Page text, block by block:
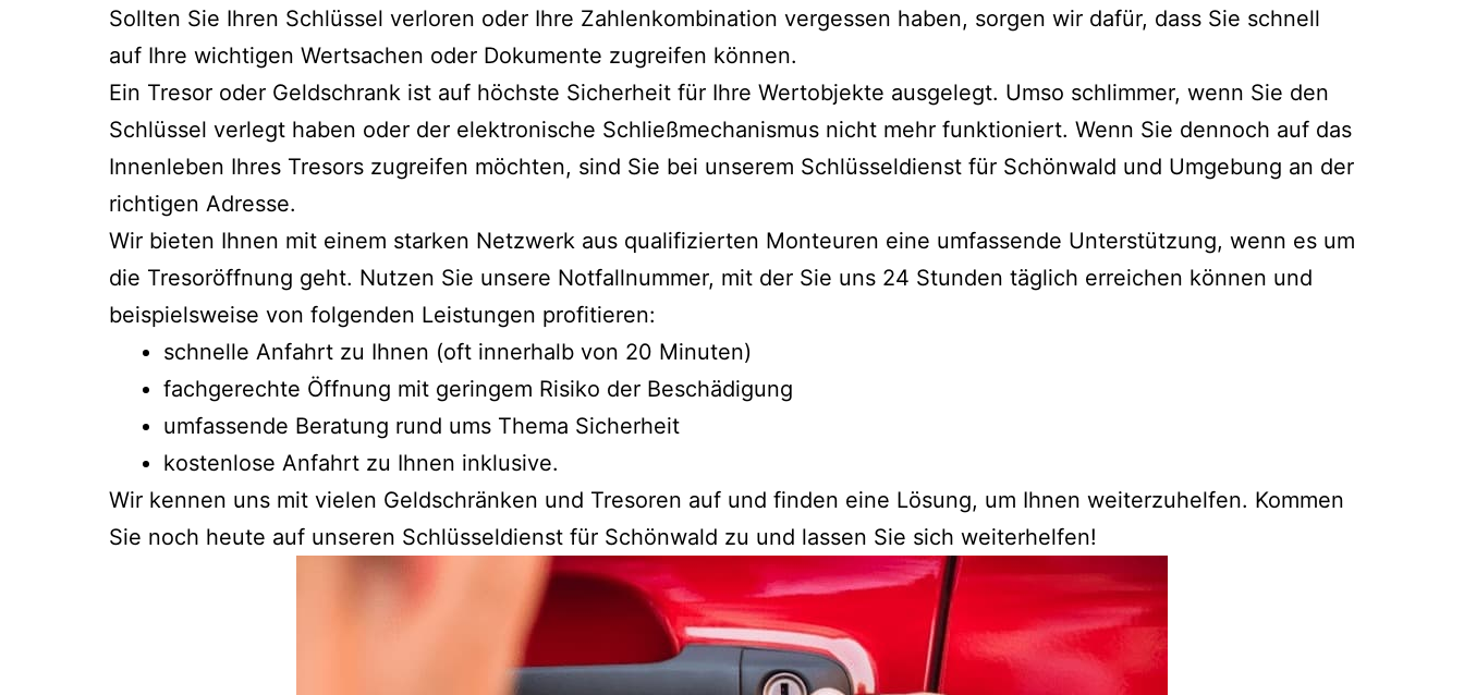
Sollten Sie Ihren Schlüssel verloren oder Ihre Zahlenkombination vergessen haben, sorgen wir dafür, dass Sie schnell
auf Ihre wichtigen Wertsachen oder Dokumente zugreifen können.
Ein Tresor oder Geldschrank ist auf höchste Sicherheit für Ihre Wertobjekte ausgelegt. Umso schlimmer, wenn Sie den
Schlüssel verlegt haben oder der elektronische Schließmechanismus nicht mehr funktioniert. Wenn Sie dennoch auf das
Innenleben Ihres Tresors zugreifen möchten, sind Sie bei unserem Schlüsseldienst für Schönwald und Umgebung an der
richtigen Adresse.
Wir bieten Ihnen mit einem starken Netzwerk aus qualifizierten Monteuren eine umfassende Unterstützung, wenn es um
die Tresoröffnung geht. Nutzen Sie unsere Notfallnummer, mit der Sie uns 24 Stunden täglich erreichen können und
beispielsweise von folgenden Leistungen profitieren:
schnelle Anfahrt zu Ihnen (oft innerhalb von 20 Minuten)
fachgerechte Öffnung mit geringem Risiko der Beschädigung
umfassende Beratung rund ums Thema Sicherheit
kostenlose Anfahrt zu Ihnen inklusive.
Wir kennen uns mit vielen Geldschränken und Tresoren auf und finden eine Lösung, um Ihnen weiterzuhelfen. Kommen
Sie noch heute auf unseren Schlüsseldienst für Schönwald zu und lassen Sie sich weiterhelfen!